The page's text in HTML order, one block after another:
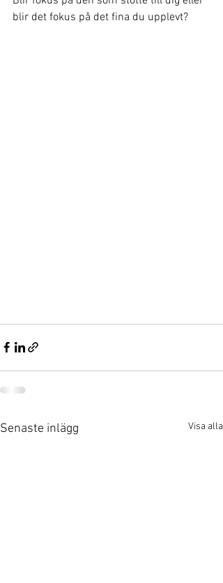
blir det fokus på det fina du upplevt?
Senaste inlägg Visa alla